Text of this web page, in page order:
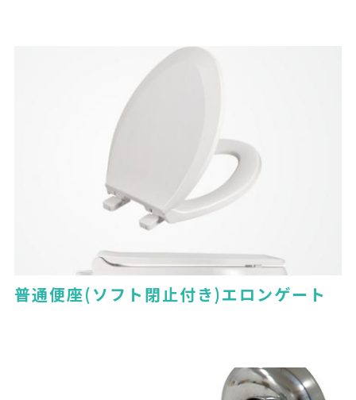
普通便座(ソフト閉止付き)エロンゲート